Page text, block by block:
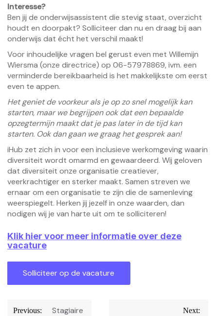
Interesse?
Ben jij de onderwijsassistent die stevig staat, overzicht
houdt en doorpakt? Solliciteer dan nu en draag bij aan
onderwijs dat écht het verschil maakt!
Voor inhoudelijke vragen bel gerust even met Willemijn
Wiersma (onze directrice) op 06-57978869, ivm. een
verminderde bereikbaarheid is het makkelijkste om eerst
even te appen.
Het geniet de voorkeur als je op zo snel mogelijk kan
starten, maar we begrijpen ook dat een bepaalde
opzegtermijn maakt dat je pas later in de tijd kan
starten. Ook dan gaan we graag het gesprek aan!
iHub zet zich in voor een inclusieve werkomgeving waarin
diversiteit wordt omarmd en gewaardeerd. Wij geloven
dat diversiteit onze organisatie creatiever,
veerkrachtiger en sterker maakt. Samen streven we
ernaar om een organisatie te zijn die de samenleving
weerspiegelt. Herken jij jezelf in onze waarden, dan
nodigen wij je van harte uit om te solliciteren!
Klik hier voor meer informatie over deze
vacature
Bericht
Previous: Stagiaire Next: